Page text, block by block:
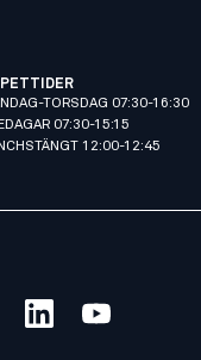
TORSDAG 07:30-16:30
07:30-15:15
12:00-12:45